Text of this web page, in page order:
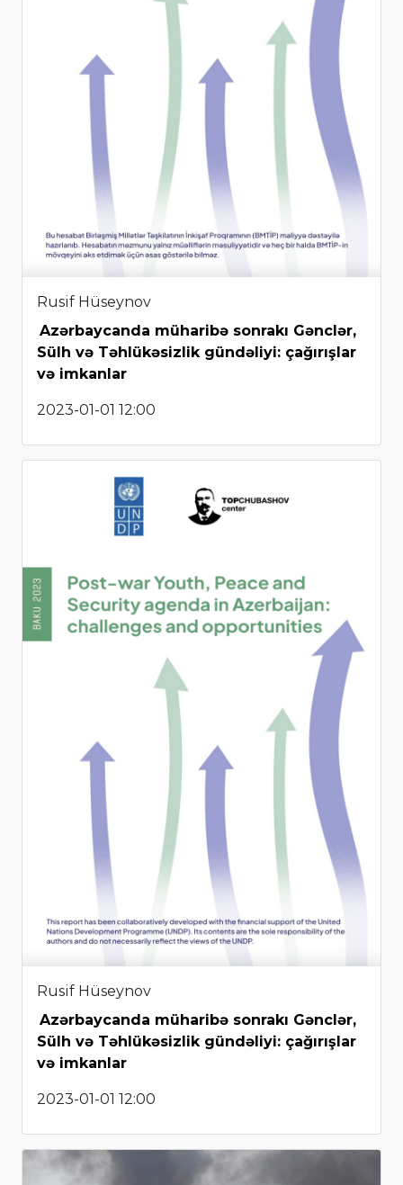
Rusif Hüseynov
Azərbaycanda müharibə sonrakı Gənclər,
Sülh və Təhlükəsizlik gündəliyi: çağırışlar
və imkanlar
2023-01-01 12:00
Rusif Hüseynov
Azərbaycanda müharibə sonrakı Gənclər,
Sülh və Təhlükəsizlik gündəliyi: çağırışlar
və imkanlar
2023-01-01 12:00